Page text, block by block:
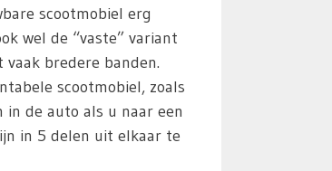
scootmobiel erg
wel de “vaste” variant
bredere banden.
scootmobiel, zoals
de auto als u naar een
in 5 delen uit elkaar te